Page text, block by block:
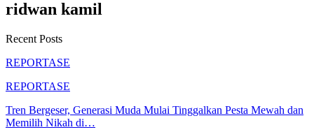
ridwan kamil
Recent Posts
REPORTASE
REPORTASE
Tren Bergeser, Generasi Muda Mulai Tinggalkan Pesta Mewah dan
Memilih Nikah di…